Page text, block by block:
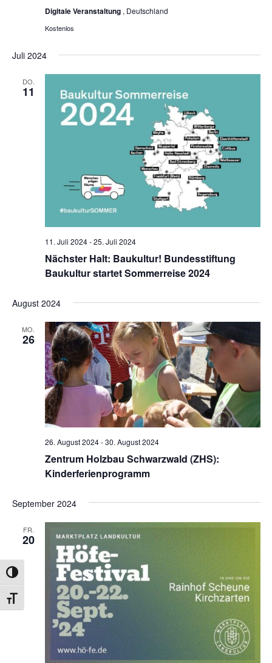
UMSCHALTEN AUF HOHE KONTRASTE
SCHRIFT VERGRÖSSERN
Digitale Veranstaltung , Deutschland
Kostenlos
Juli 2024
DO.
11
Nächster Halt: Baukultur! Bundesstiftung
Baukultur startet Sommerreise 2024
11. Juli 2024-25. Juli 2024
August 2024
MO.
26
Zentrum Holzbau Schwarzwald (ZHS):
Kinderferienprogramm
26. August 2024-30. August 2024
September 2024
FR.
20